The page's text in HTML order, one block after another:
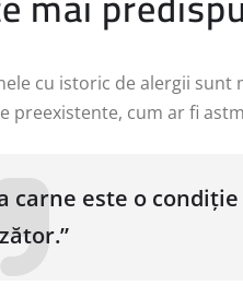
cu istoric de alergii sunt
preexistente, cum ar fi
carne este o